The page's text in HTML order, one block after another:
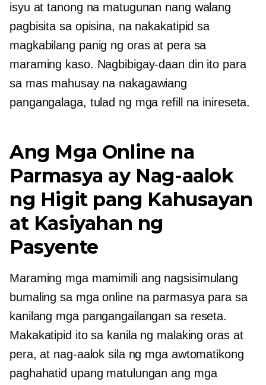
isyu at tanong na matugunan nang walang
pagbisita sa opisina, na nakakatipid sa
magkabilang panig ng oras at pera sa
maraming kaso. Nagbibigay-daan din ito para
sa mas mahusay na nakagawiang
pangangalaga, tulad ng mga refill na inireseta.
Ang Mga Online na
Parmasya ay Nag-aalok
ng Higit pang Kahusayan
at Kasiyahan ng
Pasyente
Maraming mga mamimili ang nagsisimulang
bumaling sa mga online na parmasya para sa
kanilang mga pangangailangan sa reseta.
Makakatipid ito sa kanila ng malaking oras at
pera, at nag-aalok sila ng mga awtomatikong
paghahatid upang matulungan ang mga